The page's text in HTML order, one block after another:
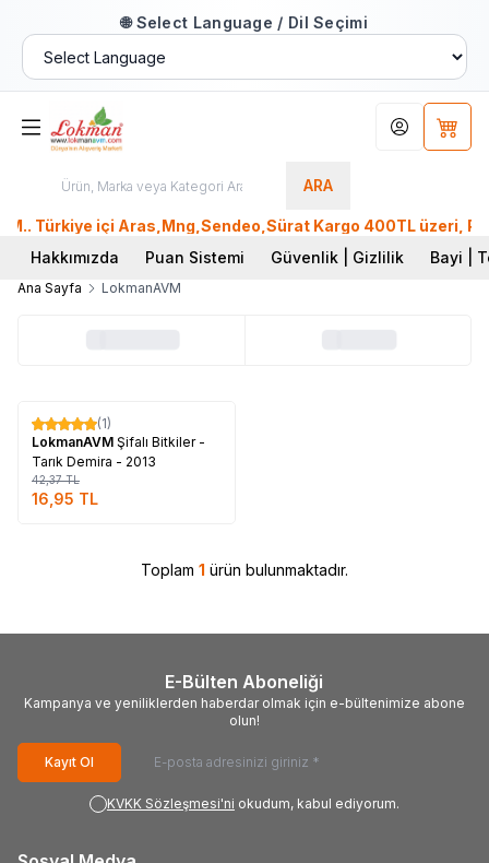
🌐 Select Language / Dil Seçimi
ARA
Hesabım
içi Aras,Mng,Sendeo,Sürat Kargo 400TL üzeri, Ptt
Hakkımızda
Puan Sistemi Güvenlik | Gizlilik Bayi |
Ana Sayfa LokmanAVM
%60
(1)
LokmanAVM Şifalı Bitkiler -
Tarık Demira - 2013
42,37TL
16,95 TL
Toplam 1 ürün bulunmaktadır.
E-Bülten Aboneliği
Kampanya ve yeniliklerden haberdar olmak için e-bültenimize abone
olun!
Kayıt Ol
KVKK Sözleşmesi'ni okudum, kabul ediyorum.